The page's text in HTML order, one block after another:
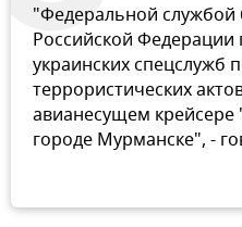
"Федеральной службой
Российской
украинских спецслужб
террористических
авианесущем
городе Мурманске", -